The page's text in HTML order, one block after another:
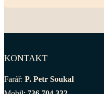
KONTAKT
Farář: P. Petr Soukal